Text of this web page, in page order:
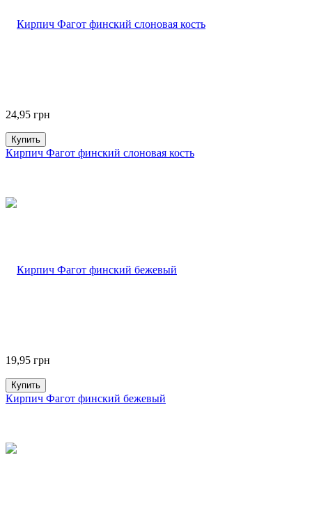
24,95 грн
Купить
Кирпич Фагот финский слоновая кость
19,95 грн
Купить
Кирпич Фагот финский бежевый